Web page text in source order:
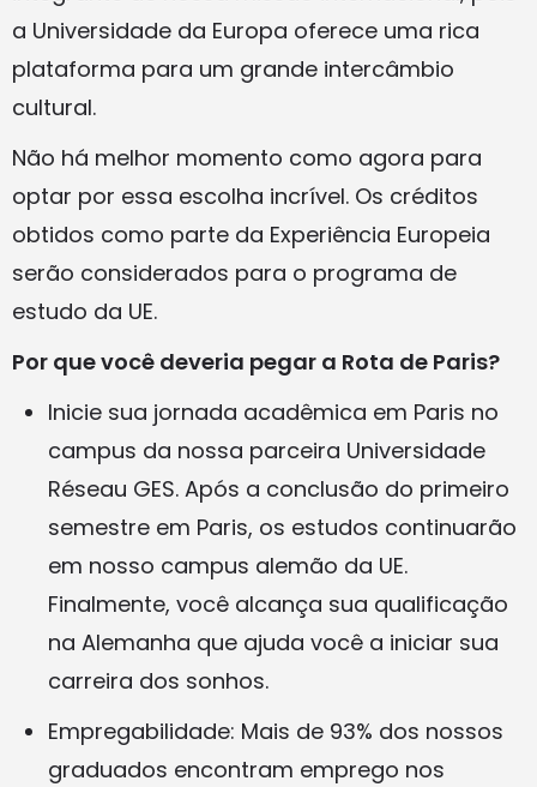
a Universidade da Europa oferece uma rica
plataforma para um grande intercâmbio
cultural.
Não há melhor momento como agora para
optar por essa escolha incrível. Os créditos
obtidos como parte da Experiência Europeia
serão considerados para o programa de
estudo da UE.
Por que você deveria pegar a Rota de Paris?
Inicie sua jornada acadêmica em Paris no
campus da nossa parceira Universidade
Réseau GES. Após a conclusão do primeiro
semestre em Paris, os estudos continuarão
em nosso campus alemão da UE.
Finalmente, você alcança sua qualificação
na Alemanha que ajuda você a iniciar sua
carreira dos sonhos.
Empregabilidade: Mais de 93% dos nossos
graduados encontram emprego nos